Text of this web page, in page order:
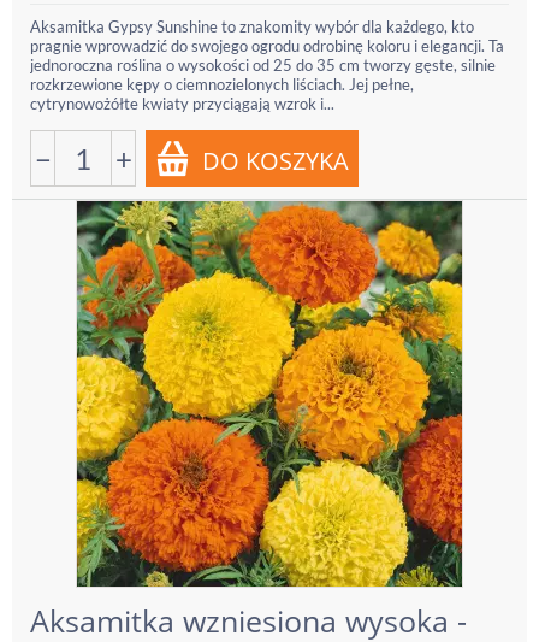
Aksamitka Gypsy Sunshine to znakomity wybór dla każdego, kto
pragnie wprowadzić do swojego ogrodu odrobinę koloru i elegancji. Ta
jednoroczna roślina o wysokości od 25 do 35 cm tworzy gęste, silnie
rozkrzewione kępy o ciemnozielonych liściach. Jej pełne,
cytrynowożółte kwiaty przyciągają wzrok i...
− +
Aksamitka wzniesiona wysoka -